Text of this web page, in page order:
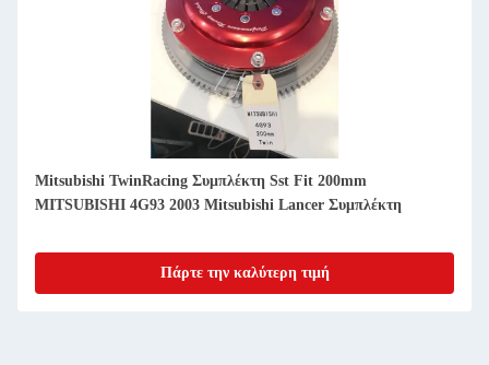
Mitsubishi TwinRacing Συμπλέκτη Sst Fit 200mm
MITSUBISHI 4G93 2003 Mitsubishi Lancer Συμπλέκτη
Πάρτε την καλύτερη τιμή